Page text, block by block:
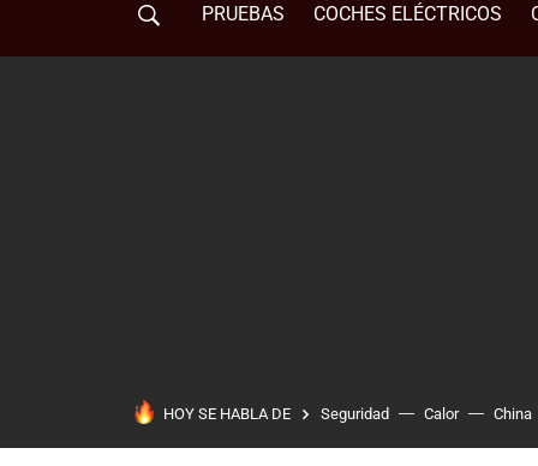
PRUEBAS COCHES ELÉCTRICOS
HOY SE HABLA DE Seguridad Calor China